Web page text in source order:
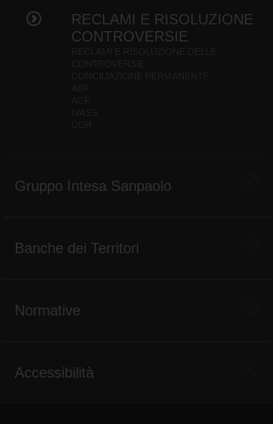
RECLAMI E RISOLUZIONE
CONTROVERSIE
Gruppo Intesa Sanpaolo
Banche dei Territori
Normative
Accessibilità